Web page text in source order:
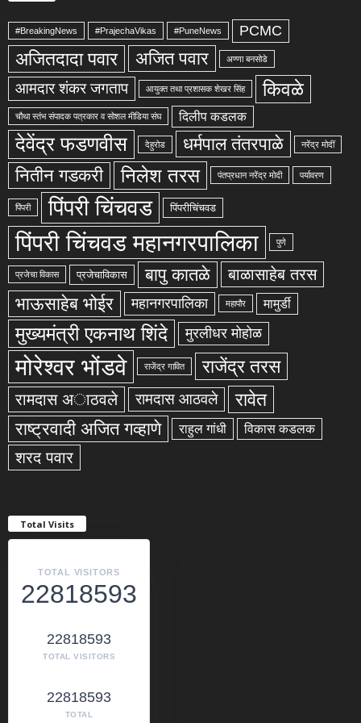
#BreakingNews #PrajechaVikas #PuneNews PCMC
अजितदादा पवार अजित पवार अण्णा बनसोडे
आमदार शंकर जगताप आयुक्त तथा प्रशासक शेखर सिंह किवळे
चौथा स्तंभ संपादक पत्रकार व सोशल मीडिया संघ दिलीप कडलक
देवेंद्र फडणवीस देहुरोड धर्मपाल तंतरपाळे नरेंद्र मोदीं
नितीन गडकरी निलेश तरस पंतप्रधान नरेंद्र मोदी पर्यावरण
पिंपरी पिंपरी चिंचवड पिंपरीचिंचवड
पिंपरी चिंचवड महानगरपालिका पुणे
प्रजेचा विकास प्रजेचाविकास बापु कातळे बाळासाहेब तरस
भाऊसाहेब भोईर महानगरपालिका महापौर मामुर्डी
मुख्यमंत्री एकनाथ शिंदे मुरलीधर मोहोळ
मोरेश्वर भोंडवे राजेंद्र गावित राजेंद्र तरस
रामदास अाठवले रामदास आठवले रावेत
राष्ट्रवादी अजित गव्हाणे राहुल गांधी विकास कडलक
शरद पवार
Total Visits
TOTAL VISITORS
22818593
22818593
TOTAL VISITORS
22818593
TOTAL